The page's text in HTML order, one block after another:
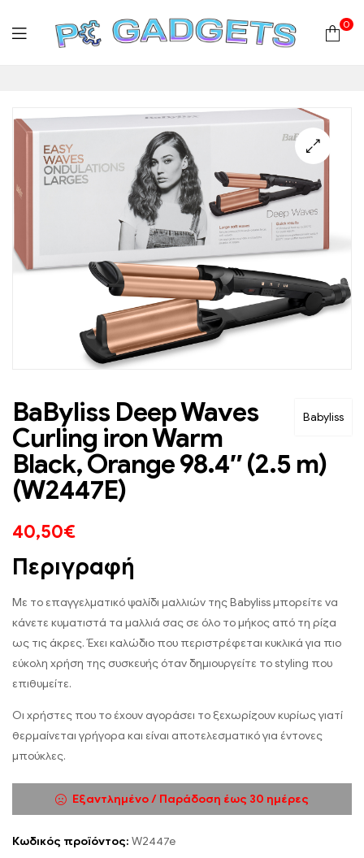
Gadgets
Plus
|
Hardware
|
Αναλώσιμα
0
Babyliss
BaByliss Deep Waves
Curling iron Warm
Black, Orange 98.4″ (2.5 m)
(W2447E)
40,50€
Περιγραφή
Με το επαγγελματικό ψαλίδι μαλλιών της Babyliss μπορείτε να
κάνετε κυματιστά τα μαλλιά σας σε όλο το μήκος από τη ρίζα
ως τις άκρες. Έχει καλώδιο που περιστρέφεται κυκλικά για πιο
εύκολη χρήση της συσκευής όταν δημιουργείτε το styling που
επιθυμείτε.
Οι χρήστες που το έχουν αγοράσει το ξεχωρίζουν κυρίως γιατί
θερμαίνεται γρήγορα και είναι αποτελεσματικό για έντονες
μπούκλες.
Εξαντλημένο / Παράδοση έως 30 ημέρες
Κωδικός προϊόντος: W2447e